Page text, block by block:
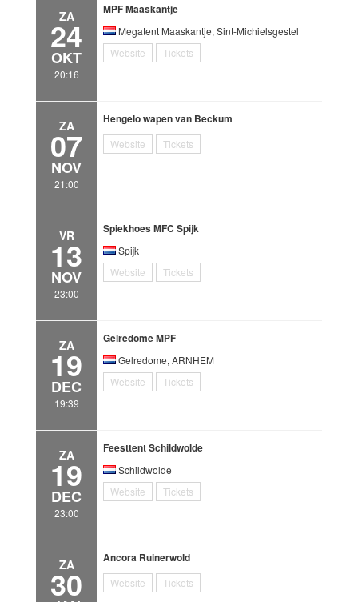
ZA
24
OKT
20:16
MPF Maaskantje
Megatent Maaskantje, Sint-Michielsgestel
Website
Tickets
ZA
07
NOV
21:00
Hengelo wapen van Beckum
Website Tickets
VR
13
NOV
23:00
Spiekhoes MFC Spijk
Spijk
Website
Tickets
ZA
19
DEC
19:39
Gelredome MPF
Gelredome, ARNHEM
Website
Tickets
ZA
19
DEC
23:00
Feesttent Schildwolde
Schildwolde
Website
Tickets
ZA
30
Ancora Ruinerwold
Website Tickets